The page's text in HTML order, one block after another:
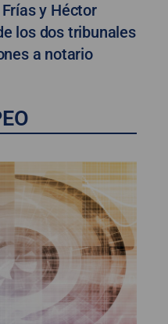
y Héctor
los dos tribunales
a notario